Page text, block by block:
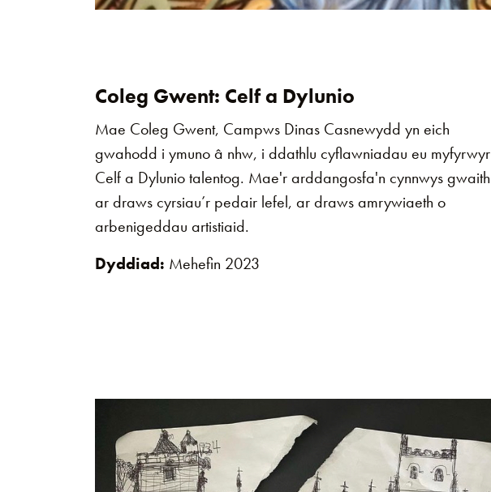
Coleg Gwent: Celf a Dylunio
Mae Coleg Gwent, Campws Dinas Casnewydd yn eich
gwahodd i ymuno â nhw, i ddathlu cyflawniadau eu myfyrwyr
Celf a Dylunio talentog. Mae'r arddangosfa'n cynnwys gwaith
ar draws cyrsiau’r pedair lefel, ar draws amrywiaeth o
arbenigeddau artistiaid.
Dyddiad: Mehefin 2023